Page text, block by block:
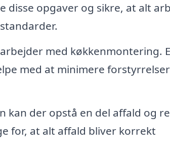
disse opgaver og sikre, at alt
med køkkenmontering.
med at minimere
kan der opstå en del affald og
for, at alt affald bliver korrekt